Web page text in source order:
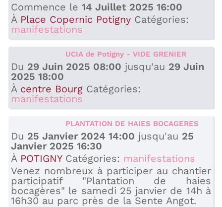
Commence le14 Juillet 2025 16:00
À Place Copernic Potigny Catégories:
manifestations
UCIA de Potigny - VIDE GRENIER
Du 29 Juin 2025 08:00 jusqu'au 29 Juin
2025 18:00
À centre Bourg Catégories:
manifestations
PLANTATION DE HAIES BOCAGERES
Du 25 Janvier 2024 14:00 jusqu'au 25
Janvier 2025 16:30
À POTIGNY Catégories: manifestations
Venez nombreux à participer au chantier
participatif "Plantation de haies
bocagères" le samedi 25 janvier de 14h à
16h30 au parc près de la Sente Angot.